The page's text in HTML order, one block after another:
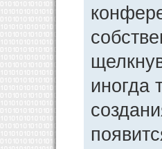
иногда